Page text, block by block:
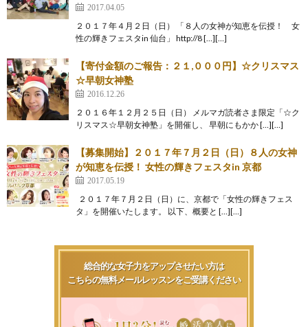
2017.04.05
２０１７年４月２日（日） 「８人の女神が知恵を伝授！ 女
性の輝きフェスタin 仙台」 http://8 […][…]
【寄付金額のご報告：２１,０００円】☆クリスマス
☆早朝女神塾
2016.12.26
２０１６年１２月２５日（日） メルマガ読者さま限定「☆ク
リスマス☆早朝女神塾」を開催し、 早朝にもかか […][…]
【募集開始】２０１７年７月２日（日）８人の女神
が知恵を伝授！ 女性の輝きフェスタin 京都
2017.05.19
２０１７年７月２日（日）に、京都で「女性の輝きフェス
タ」を開催いたします。 以下、概要と […][…]
総合的な女子力をアップさせたい方は
こちらの無料メールレッスンをご受講ください